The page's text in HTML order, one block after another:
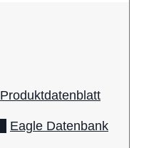
Produktdatenblatt
Eagle Datenbank